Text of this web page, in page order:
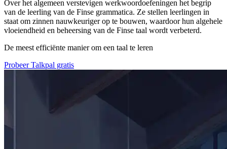
Over het algemeen verstevigen werkwoordoefeningen het begrip
van de leerling van de Finse grammatica. Ze stellen leerlingen in
staat om zinnen nauwkeuriger op te bouwen, waardoor hun algehele
vloeiendheid en beheersing van de Finse taal wordt verbeterd.
De meest efficiënte manier om een taal te leren
Probeer Talkpal gratis